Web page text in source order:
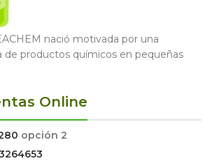
nació motivada por una
de productos químicos en pequeñas
Online
opción 2